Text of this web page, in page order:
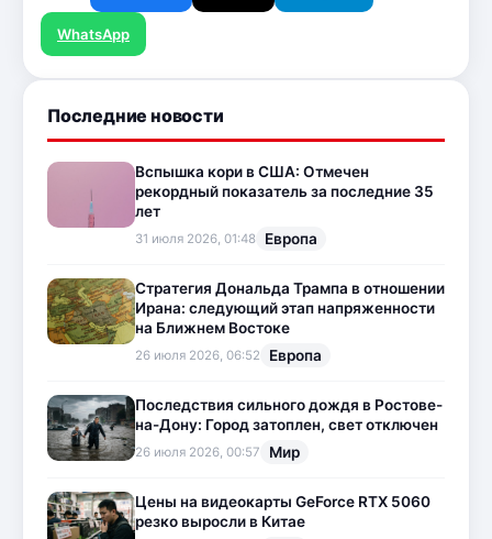
WhatsApp
Последние новости
Вспышка кори в США: Отмечен
рекордный показатель за последние 35
лет
31 июля 2026, 01:48 Европа
Стратегия Дональда Трампа в отношении
Ирана: следующий этап напряженности
на Ближнем Востоке
26 июля 2026, 06:52 Европа
Последствия сильного дождя в Ростове-
на-Дону: Город затоплен, свет отключен
26 июля 2026, 00:57 Мир
Цены на видеокарты GeForce RTX 5060
резко выросли в Китае